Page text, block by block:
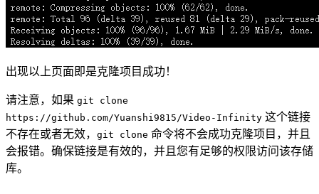
出现以上页面即是克隆项目成功！
请注意，如果 git clone
https://github.com/Yuanshi9815/Video-Infinity 这个链接
不存在或者无效， git clone 命令将不会成功克隆项目，并且
会报错。确保链接是有效的，并且您有足够的权限访问该存储
库。